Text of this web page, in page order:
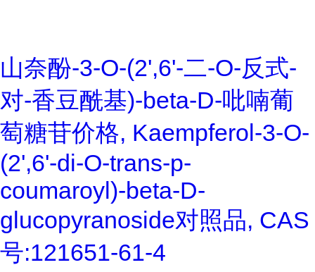
山奈酚-3-O-(2',6'-二-O-反式-
对-香豆酰基)-beta-D-吡喃葡
萄糖苷价格, Kaempferol-3-O-
(2',6'-di-O-trans-p-
coumaroyl)-beta-D-
glucopyranoside对照品, CAS
号:121651-61-4